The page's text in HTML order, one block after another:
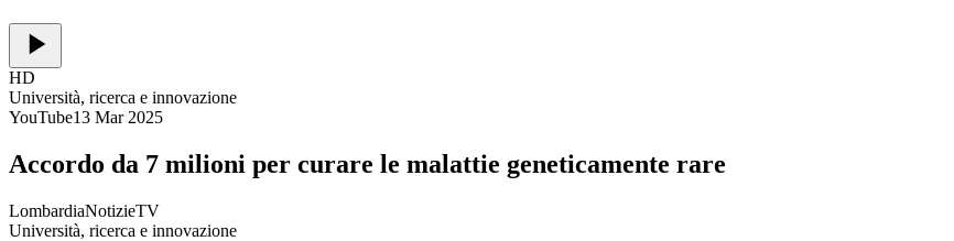
HD
Università, ricerca e innovazione
YouTube13 Mar 2025
Accordo da 7 milioni per curare le malattie geneticamente rare
LombardiaNotizieTV
Università, ricerca e innovazione